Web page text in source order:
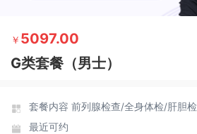
￥ 5097.00
G类套餐（男士）
套餐内容 前列腺检查/全身体检/肝胆
最近可约